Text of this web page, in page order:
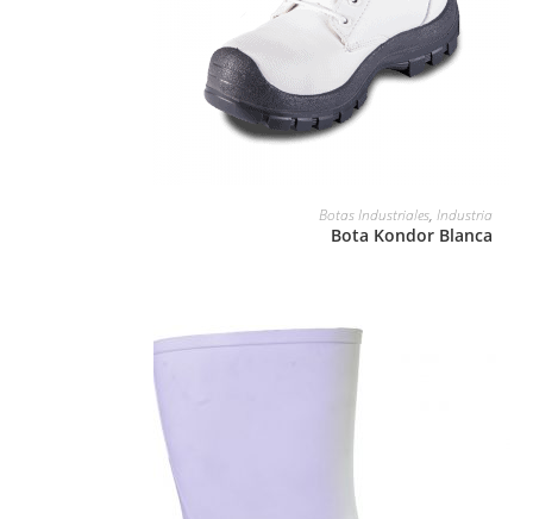
Botas Industriales,Industria
Bota Kondor Blanca